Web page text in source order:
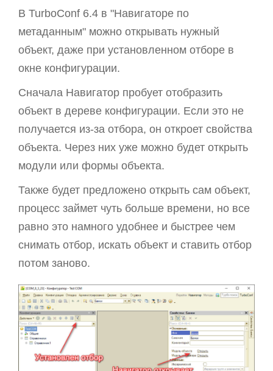
В TurboConf 6.4 в "Навигаторе по
метаданным" можно открывать нужный
объект, даже при установленном отборе в
окне конфигурации.
Сначала Навигатор пробует отобразить
объект в дереве конфигурации. Если это не
получается из-за отбора, он откроет свойства
объекта. Через них уже можно будет открыть
модули или формы объекта.
Также будет предложено открыть сам объект,
процесс займет чуть больше времени, но все
равно это намного удобнее и быстрее чем
снимать отбор, искать объект и ставить отбор
потом заново.